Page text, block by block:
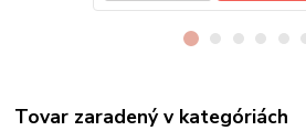
Tovar zaradený v kategóriách